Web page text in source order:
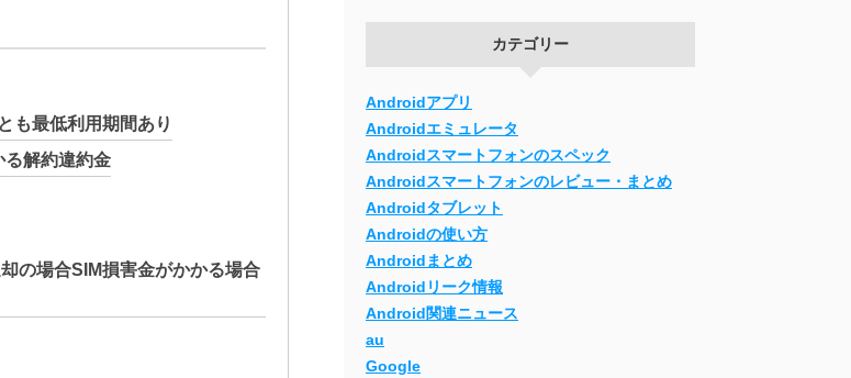
も最低利用期間あり
る解約違約金
の場合SIM損害金がかかる場合
カテゴリー
Androidアプリ
Androidエミュレータ
Androidスマートフォンのスペック
Androidスマートフォンのレビュー・まとめ
Androidタブレット
Androidの使い方
Androidまとめ
Androidリーク情報
Android関連ニュース
au
Google